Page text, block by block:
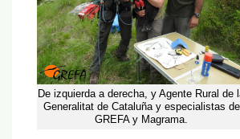
De izquierda a derecha, y Agente Rural de
Generalitat de Cataluña y especialistas de
GREFA y Magrama.